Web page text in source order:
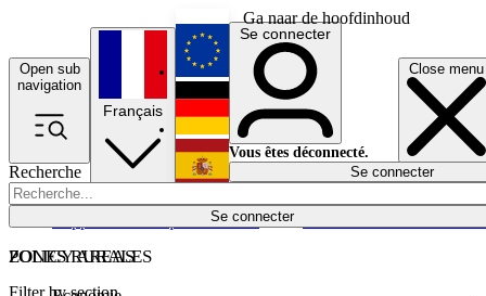
Ga naar de hoofdinhoud
Open sub
navigation
Close menu
Recherche
Se connecter
POLICY AREAS
Économie
Français
English
Deutsch
Español
Se connecter
Vous êtes déconnecté.
Se connecter
ZONES RURALES